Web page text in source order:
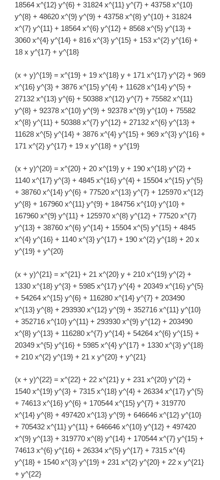
18564 x^{12} y^{6} + 31824 x^{11} y^{7} + 43758 x^{10}
y^{8} + 48620 x^{9} y^{9} + 43758 x^{8} y^{10} + 31824
x^{7} y^{11} + 18564 x^{6} y^{12} + 8568 x^{5} y^{13} +
3060 x^{4} y^{14} + 816 x^{3} y^{15} + 153 x^{2} y^{16} +
18 x y^{17} + y^{18}
(x + y)^{19} = x^{19} + 19 x^{18} y + 171 x^{17} y^{2} + 969
x^{16} y^{3} + 3876 x^{15} y^{4} + 11628 x^{14} y^{5} +
27132 x^{13} y^{6} + 50388 x^{12} y^{7} + 75582 x^{11}
y^{8} + 92378 x^{10} y^{9} + 92378 x^{9} y^{10} + 75582
x^{8} y^{11} + 50388 x^{7} y^{12} + 27132 x^{6} y^{13} +
11628 x^{5} y^{14} + 3876 x^{4} y^{15} + 969 x^{3} y^{16} +
171 x^{2} y^{17} + 19 x y^{18} + y^{19}
(x + y)^{20} = x^{20} + 20 x^{19} y + 190 x^{18} y^{2} +
1140 x^{17} y^{3} + 4845 x^{16} y^{4} + 15504 x^{15} y^{5}
+ 38760 x^{14} y^{6} + 77520 x^{13} y^{7} + 125970 x^{12}
y^{8} + 167960 x^{11} y^{9} + 184756 x^{10} y^{10} +
167960 x^{9} y^{11} + 125970 x^{8} y^{12} + 77520 x^{7}
y^{13} + 38760 x^{6} y^{14} + 15504 x^{5} y^{15} + 4845
x^{4} y^{16} + 1140 x^{3} y^{17} + 190 x^{2} y^{18} + 20 x
y^{19} + y^{20}
(x + y)^{21} = x^{21} + 21 x^{20} y + 210 x^{19} y^{2} +
1330 x^{18} y^{3} + 5985 x^{17} y^{4} + 20349 x^{16} y^{5}
+ 54264 x^{15} y^{6} + 116280 x^{14} y^{7} + 203490
x^{13} y^{8} + 293930 x^{12} y^{9} + 352716 x^{11} y^{10}
+ 352716 x^{10} y^{11} + 293930 x^{9} y^{12} + 203490
x^{8} y^{13} + 116280 x^{7} y^{14} + 54264 x^{6} y^{15} +
20349 x^{5} y^{16} + 5985 x^{4} y^{17} + 1330 x^{3} y^{18}
+ 210 x^{2} y^{19} + 21 x y^{20} + y^{21}
(x + y)^{22} = x^{22} + 22 x^{21} y + 231 x^{20} y^{2} +
1540 x^{19} y^{3} + 7315 x^{18} y^{4} + 26334 x^{17} y^{5}
+ 74613 x^{16} y^{6} + 170544 x^{15} y^{7} + 319770
x^{14} y^{8} + 497420 x^{13} y^{9} + 646646 x^{12} y^{10}
+ 705432 x^{11} y^{11} + 646646 x^{10} y^{12} + 497420
x^{9} y^{13} + 319770 x^{8} y^{14} + 170544 x^{7} y^{15} +
74613 x^{6} y^{16} + 26334 x^{5} y^{17} + 7315 x^{4}
y^{18} + 1540 x^{3} y^{19} + 231 x^{2} y^{20} + 22 x y^{21}
+ y^{22}